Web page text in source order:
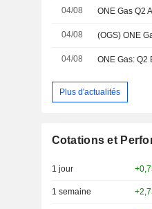
04/08 ONE Gas Q2
04/08
04/08 ONE Gas: Q2
Plus d'actualités
Cotations et
1 jour
1 semaine